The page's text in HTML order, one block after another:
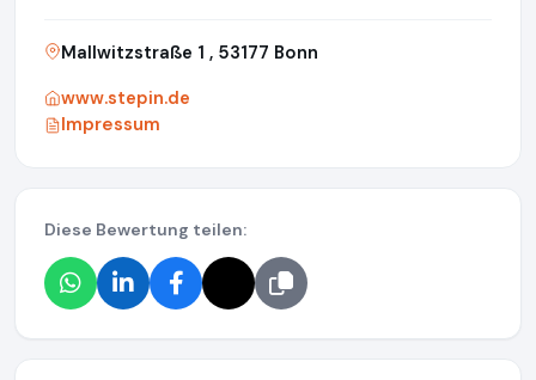
Mallwitzstraße 1 , 53177 Bonn
www.stepin.de
Impressum
Diese Bewertung teilen: